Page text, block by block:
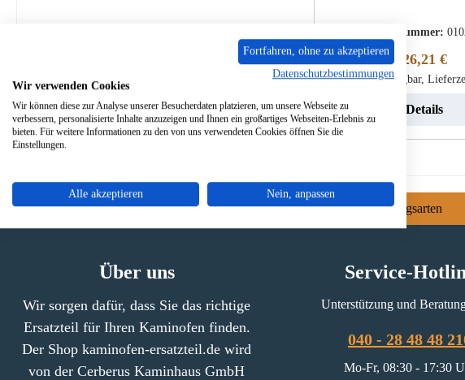
Produktnummer:
Regulärer
26,21 €
Sofort verfügbar,
Details
Originale Ersatzteile Sichere Zahlungsarten
Über uns
Wir sorgen dafür, dass Sie das richtige
Ersatzteil für Ihren Kaminofen finden.
Der Shop kaminofen-ersatzteil.de wird
von der Cerberus Kaminhaus GmbH
Service-
Unterstützung und
040 - 28 48 48
Mo-Fr, 08:30 - 17:30
Fortfahren, ohne zu akzeptieren
Datenschutzbestimmungen
Wir verwenden Cookies
Wir können diese zur Analyse unserer Besucherdaten platzieren, um unsere Webseite zu
verbessern, personalisierte Inhalte anzuzeigen und Ihnen ein großartiges Webseiten-Erlebnis zu
bieten. Für weitere Informationen zu den von uns verwendeten Cookies öffnen Sie die
Einstellungen.
Alle akzeptieren Nein, anpassen